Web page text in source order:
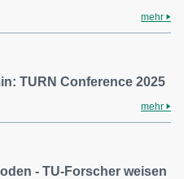
mehr
TURN Conference 2025
mehr
- TU-Forscher weisen